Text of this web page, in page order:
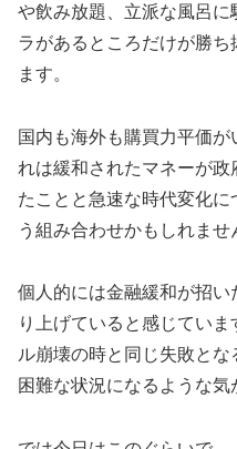
や飲み放題、立派な風呂
ラがあるところだけが勝
ます。
国内も海外も購買力平価
れは緩和されたマネーが
たことと急速な時代変化
う組み合わせかもしれませ
個人的には金融緩和が招
り上げていると感じてい
ル崩壊の時と同じ失敗と
困難な状況になるような気